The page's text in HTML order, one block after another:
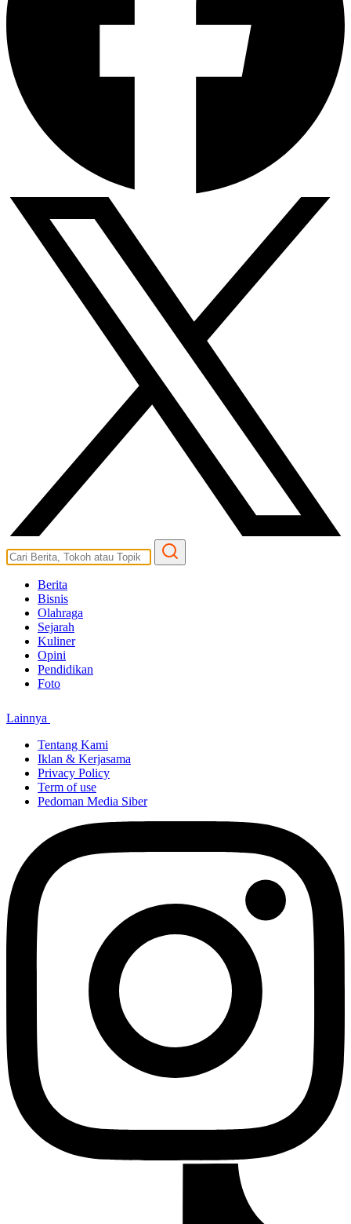
Berita
Bisnis
Olahraga
Sejarah
Kuliner
Opini
Pendidikan
Foto
Lainnya
Tentang Kami
Iklan & Kerjasama
Privacy Policy
Term of use
Pedoman Media Siber